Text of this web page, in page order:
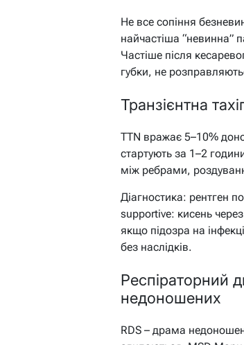
Не все сопіння
найчастіша “невинна”
Частіше після
губки, не
Транзієнтна
TTN вражає 5–10%
стартують за 1–2
між ребрами,
Діагностика: рентген
supportive: кисень
якщо підозра на
без наслідків.
Респіраторний
недоношених
RDS – драма